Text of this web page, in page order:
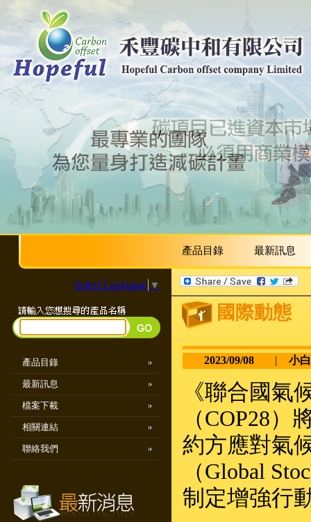
產品目錄 最新訊息
Select Language ▼
產品目錄
最新訊息
檔案下載
相關連結
聯絡我們
國際動態
2023/09/08 | 小
《聯合國氣
（COP28
約方應對氣
（Global
制定增強行